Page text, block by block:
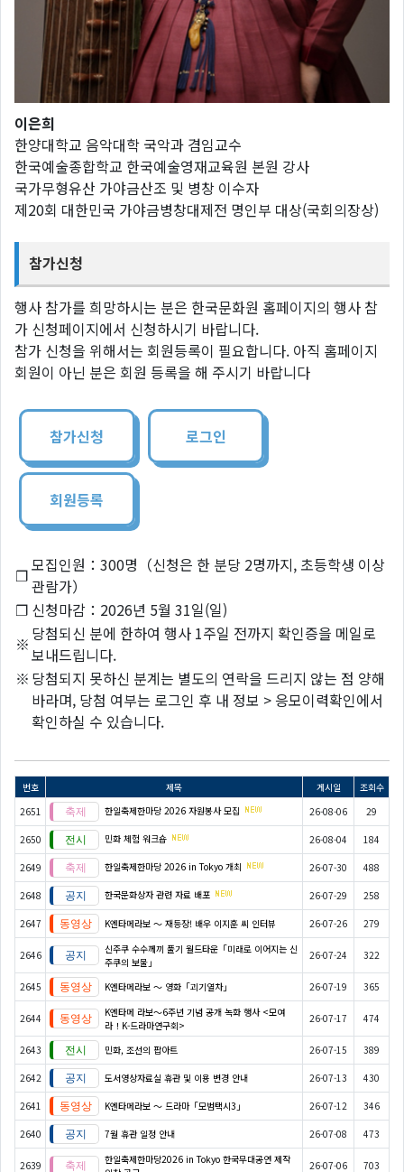
이은희
한양대학교 음악대학 국악과 겸임교수
한국예술종합학교 한국예술영재교육원 본원 강사
국가무형유산 가야금산조 및 병창 이수자
제20회 대한민국 가야금병창대제전 명인부 대상(국회의장상)
참가신청
행사 참가를 희망하시는 분은 한국문화원 홈페이지의 행사 참
가 신청페이지에서 신청하시기 바랍니다.
참가 신청을 위해서는 회원등록이 필요합니다. 아직 홈페이지
회원이 아닌 분은 회원 등록을 해 주시기 바랍니다
참가신청 로그인
회원등록
❐모집인원：300명（신청은 한 분당 2명까지, 초등학생 이상
관람가）
❐ 신청마감：2026년 5월 31일(일)
※ 당첨되신 분에 한하여 행사 1주일 전까지 확인증을 메일로
보내드립니다.
※ 당첨되지 못하신 분계는 별도의 연락을 드리지 않는 점 양해
바라며, 당첨 여부는 로그인 후 내 정보 > 응모이력확인에서
확인하실 수 있습니다.
번호 제목 게시일
조회수
2651
한일축제한마당 2026 자원봉사 모집 26-08-06 29
2650 민화 체험 워크숍 26-08-04 184
2649 한일축제한마당 2026 in Tokyo 개최 26-07-30 488
2648 한국문화상자 관련 자료 배포 26-07-29 258
2647 K엔타메라보 ～ 재등장! 배우 이지훈 씨 인터뷰 26-07-26 279
2646
신주쿠 수수께끼 풀기 월드타운「미래로 이어지는 신
주쿠의 보물」
26-07-24 322
2645 K엔타메라보 ～ 영화「괴기열차」 26-07-19 365
2644
K엔타메 라보～6주년 기념 공개 녹화 행사 <모여
라！K-드라마연구회>
26-07-17 474
2643 민화, 조선의 팝아트 26-07-15 389
2642 도서영상자료실 휴관 및 이용 변경 안내 26-07-13 430
2641 K엔타메라보 ～ 드라마「모범택시3」 26-07-12 346
2640 7월 휴관 일정 안내 26-07-08 473
2639
한일축제한마당2026 in Tokyo 한국무대공연 제작
26-07-06 703